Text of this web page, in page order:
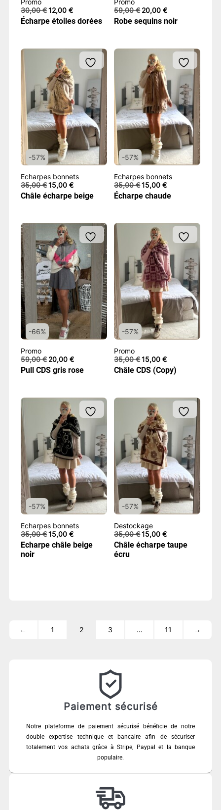
30,00€Le
prix
initial
12,00 €Le
prix
actuel
Écharpe étoiles dorées
59,00€ Le
prix
initial
20,00€Le
prix
actuel
Robe sequins noir
-57%
Echarpes bonnets
35,00€Le
prix
initial
15,00 €Le
prix
actuel
Châle écharpe beige
-57%
Echarpes bonnets
35,00€Le
prix
initial
15,00€Le
prix
actuel
Écharpe chaude
-66%
Promo
59,00€ Le
prix
initial
20,00 €Le
prix
actuel
Pull CDS gris rose
-57%
Promo
35,00€Le
prix
initial
15,00€Le
prix
actuel
Châle CDS (Copy)
-57%
Echarpes bonnets
35,00€Le
prix
initial
15,00 €Le
prix
actuel
Echarpe châle beige
noir
-57%
Destockage
35,00€Le
prix
initial
15,00€Le
prix
actuel
Châle écharpe taupe
écru
← 1 2 3 … 11 →
Paiement sécurisé
Notre plateforme de paiement sécurisé bénéficie de notre
double expertise technique et bancaire afin de sécuriser
totalement vos achats grâce à Stripe, Paypal et la banque
populaire.